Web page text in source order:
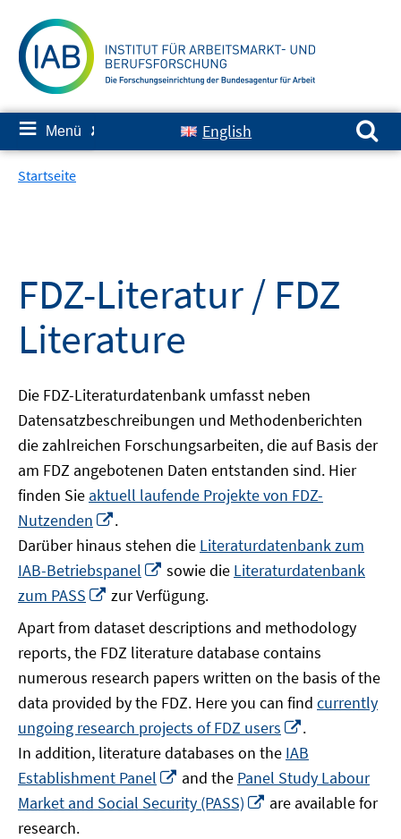
zum
Inhalt
≡ Menü ✘ English
Suchen nach:
Startseite
FDZ-Literatur / FDZ
Literature
Die FDZ-Literaturdatenbank umfasst neben
Datensatzbeschreibungen und Methodenberichten
die zahlreichen Forschungsarbeiten, die auf Basis der
am FDZ angebotenen Daten entstanden sind. Hier
finden Sie aktuell laufende Projekte von FDZ-
Nutzenden
neuem
Fenster
öffnen
.
Darüber hinaus stehen die Literaturdatenbank zum
IAB-Betriebspanel
In
neuem
Fenster
öffnen
sowie die Literaturdatenbank
zum PASS
In
Fenster
öffnen
zur Verfügung.
Apart from dataset descriptions and methodology
reports, the FDZ literature database contains
numerous research papers written on the basis of the
data provided by the FDZ. Here you can find currently
ungoing research projects of FDZ users
neuem
Fenster
öffnen
.
In addition, literature databases on the IAB
Establishment Panel
In
neuem
Fenster
and the Panel Study Labour
Market and Social Security (PASS)
In
are available for
research.